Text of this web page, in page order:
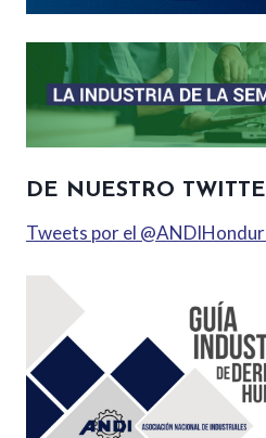
DE NUESTRO
Tweets por el